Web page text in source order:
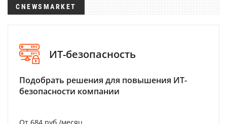
CNEWSMARKET
ИТ-безопасность
Подобрать решения для повышения ИТ-
безопасности компании